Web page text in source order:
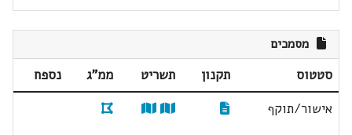
מסמכים
סטטוס תקנון תשריט ממ"ג
נספח
אישור/תוקף